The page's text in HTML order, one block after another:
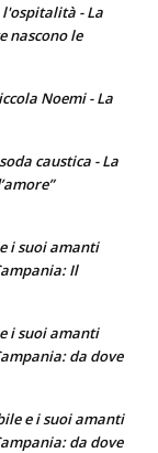
l'ospitalità - La
nascono le
Noemi - La
caustica - La
i suoi amanti
Il
i suoi amanti
da dove
e i suoi amanti
da dove